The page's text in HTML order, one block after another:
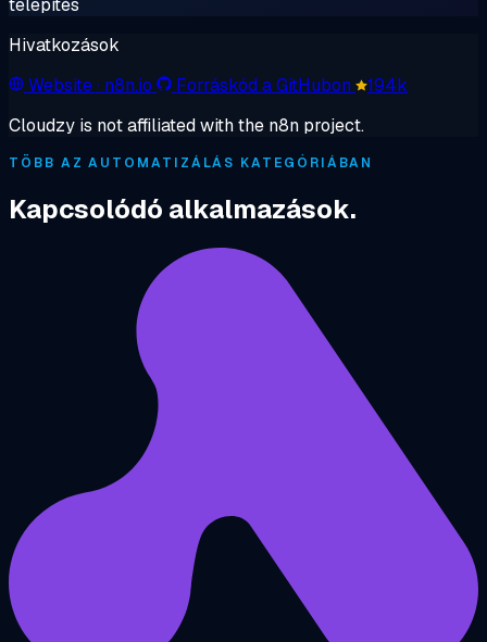
Hivatkozások
Website· n8n.io Forráskód a GitHubon
194k
Cloudzy is not affiliated with the n8n project.
TÖBB AZ AUTOMATIZÁLÁS KATEGÓRIÁBAN
Kapcsolódó alkalmazások.